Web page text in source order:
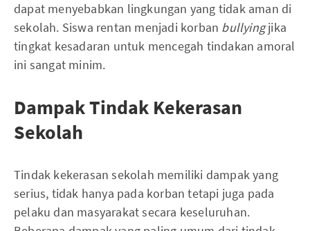
dapat menyebabkan lingkungan yang tidak aman di
sekolah. Siswa rentan menjadi korban bullyingjika
tingkat kesadaran untuk mencegah tindakan amoral
ini sangat minim.
Dampak Tindak Kekerasan
Sekolah
Tindak kekerasan sekolah memiliki dampak yang
serius, tidak hanya pada korban tetapi juga pada
pelaku dan masyarakat secara keseluruhan.